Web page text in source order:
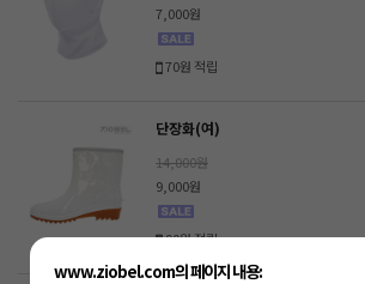
7,000원
70원 적립
단장화(여)
14,000원
9,000원
90원 적립
www.ziobel.com의 페이지 내용: